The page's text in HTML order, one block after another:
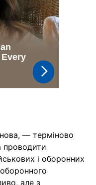
— терміново
проводити
і оборонних
але з